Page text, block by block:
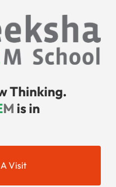
Thinking.
M is in
Visit